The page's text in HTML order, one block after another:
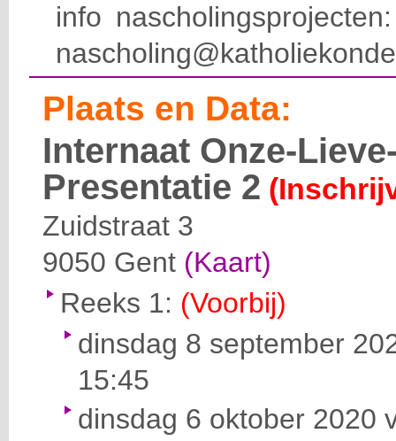
info
Plaats en Data:
Internaat Onze-
Presentatie 2
Zuidstraat 3
9050 Gent (Kaart)
Reeks 1: (Voorbij)
dinsdag 8 september
15:45
dinsdag 6 oktober 2020